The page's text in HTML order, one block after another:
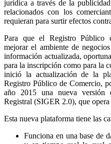
jurídica a través de la
relacionados con los
requieran para surtir efectos
Para que el Registro Público
mejorar el ambiente de
información actualizada,
para la inscripción como para la
inició la actualización de la
Registro Público de Comercio,
año 2015 una nueva versión
Registral (SIGER 2.0), que
Esta nueva plataforma tiene las
Funciona en una base de